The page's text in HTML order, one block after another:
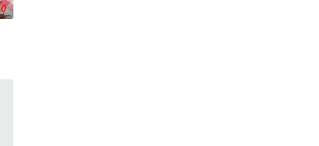
碰之物”。世代担任山神守护的三十木谷家
途犬们，热热闹闹、鸡飞狗跳的日常世界！